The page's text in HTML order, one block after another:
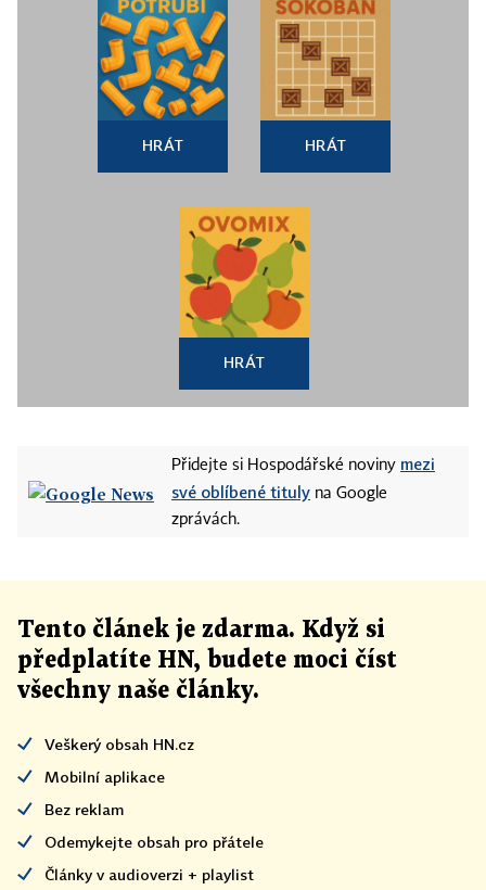
HRÁT HRÁT
HRÁT
Přidejte si Hospodářské noviny mezi
své oblíbené tituly na Google
zprávách.
Tento článek je zdarma. Když si
předplatíte HN, budete moci číst
všechny naše články.
Veškerý obsah HN.cz
Mobilní aplikace
Bez reklam
Odemykejte obsah pro přátele
Články v audioverzi + playlist